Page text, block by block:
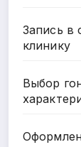
Запись в
клинику
Выбор